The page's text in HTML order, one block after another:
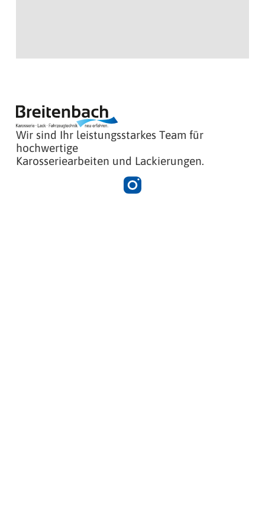
Wir sind Ihr leistungsstarkes Team für
hochwertige
Karosseriearbeiten und Lackierungen.